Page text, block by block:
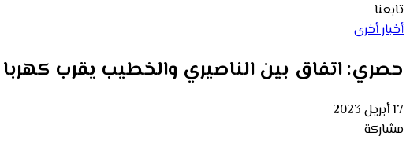
تابعنا
أخبار أخرى
حصري: اتفاق بين الناصيري والخطيب يقرب
17 أبريل 2023
مشاركة